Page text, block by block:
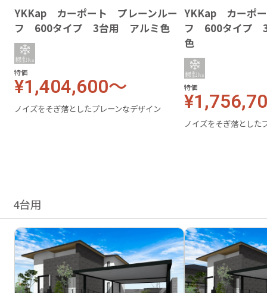
YKKap カーポート プレーンルー
フ 600タイプ 3台用 アルミ色
特価
¥1,404,600～
ノイズをそぎ落としたプレーンなデザイン
YKKap カーポ
フ 600タイプ
色
特価
ノイズをそぎ落とした
4台用